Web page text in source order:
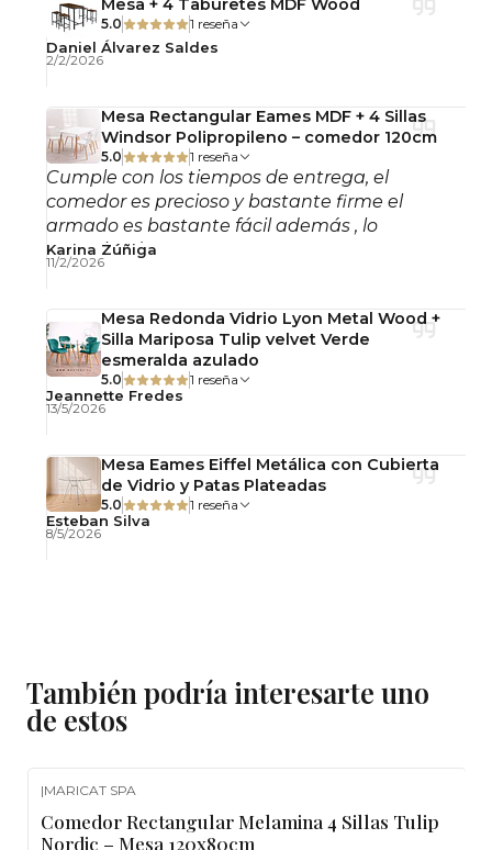
Mesa + 4 Taburetes MDF Wood
5.0 1 reseña
Daniel Álvarez Saldes
2/2/2026
Mesa Rectangular Eames MDF + 4 Sillas
Windsor Polipropileno – comedor 120cm
5.0 1 reseña
Cumple con los tiempos de entrega, el
comedor es precioso y bastante firme el
armado es bastante fácil además , lo
recomiendo!
Karina Zúñiga
11/2/2026
Mesa Redonda Vidrio Lyon Metal Wood +
Silla Mariposa Tulip velvet Verde
esmeralda azulado
5.0 1 reseña
Jeannette Fredes
13/5/2026
Mesa Eames Eiffel Metálica con Cubierta
de Vidrio y Patas Plateadas
5.0 1 reseña
Esteban Silva
8/5/2026
También podría interesarte uno
de estos
-10%
|MARICAT SPA
Comedor Rectangular Melamina 4 Sillas Tulip
Nordic – Mesa 120x80cm